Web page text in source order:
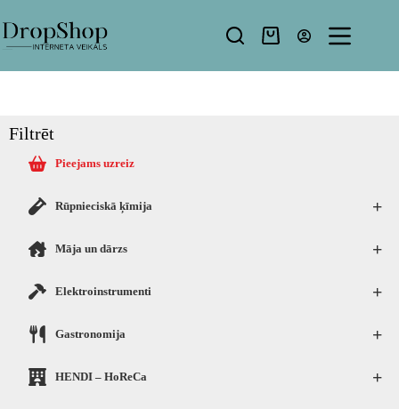
Filtrēt
Pieejams uzreiz
+
Rūpnieciskā ķīmija
+
Māja un dārzs
+
Elektroinstrumenti
+
Gastronomija
+
HENDI – HoReCa